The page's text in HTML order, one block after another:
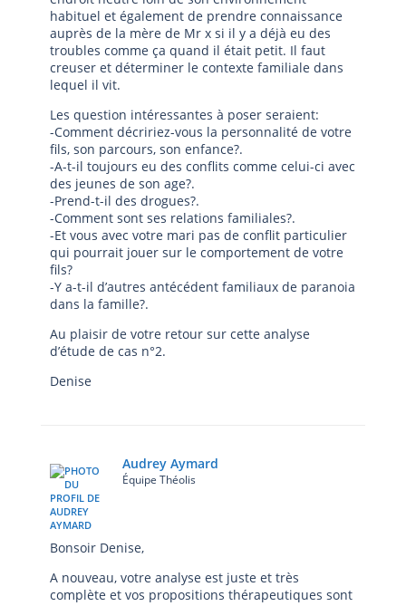
habituel et également de prendre connaissance
auprès de la mère de Mr x si il y a déjà eu des
troubles comme ça quand il était petit. Il faut
creuser et déterminer le contexte familiale dans
lequel il vit.
Les question intéressantes à poser seraient:
-Comment décririez-vous la personnalité de votre
fils, son parcours, son enfance?.
-A-t-il toujours eu des conflits comme celui-ci avec
des jeunes de son age?.
-Prend-t-il des drogues?.
-Comment sont ses relations familiales?.
-Et vous avec votre mari pas de conflit particulier
qui pourrait jouer sur le comportement de votre
fils?
-Y a-t-il d’autres antécédent familiaux de paranoia
dans la famille?.
Au plaisir de votre retour sur cette analyse
d’étude de cas n°2.
Denise
Audrey Aymard
Équipe Théolis
Bonsoir Denise,
A nouveau, votre analyse est juste et très
complète et vos propositions thérapeutiques sont